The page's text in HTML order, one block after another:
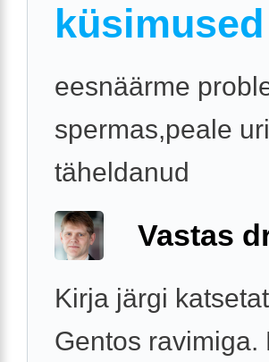
küsimused
eesnäärme
spermas,peale
täheldanud
Vastas
Kirja järgi
Gentos ravimiga.